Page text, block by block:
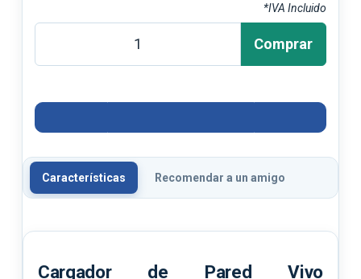
*IVA Incluido
Comprar
Características Recomendar a un amigo
Cargador de Pared Vivo